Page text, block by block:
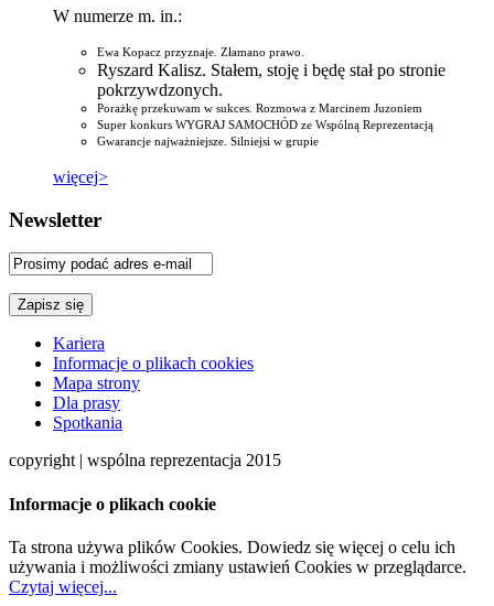
W numerze m. in.:
Ewa Kopacz przyznaje. Złamano prawo.
Ryszard Kalisz. Stałem, stoję i będę stał po stronie
pokrzywdzonych.
Porażkę przekuwam w sukces. Rozmowa z Marcinem Juzoniem
Super konkurs WYGRAJ SAMOCHÓD ze Wspólną Reprezentacją
Gwarancje najważniejsze. Silniejsi w grupie
więcej>
Newsletter
Kariera
Informacje o plikach cookies
Mapa strony
Dla prasy
Spotkania
copyright | wspólna reprezentacja 2015
Informacje o plikach cookie
Ta strona używa plików Cookies. Dowiedz się więcej o celu ich
używania i możliwości zmiany ustawień Cookies w przeglądarce.
Czytaj więcej...